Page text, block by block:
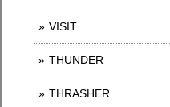
VISIT
THUNDER
THRASHER